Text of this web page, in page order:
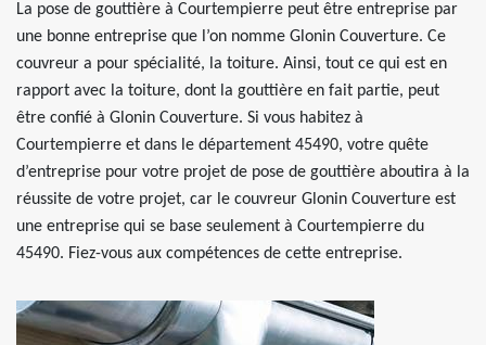
La pose de gouttière à Courtempierre peut être entreprise par
une bonne entreprise que l’on nomme Glonin Couverture. Ce
couvreur a pour spécialité, la toiture. Ainsi, tout ce qui est en
rapport avec la toiture, dont la gouttière en fait partie, peut
être confié à Glonin Couverture. Si vous habitez à
Courtempierre et dans le département 45490, votre quête
d’entreprise pour votre projet de pose de gouttière aboutira à la
réussite de votre projet, car le couvreur Glonin Couverture est
une entreprise qui se base seulement à Courtempierre du
45490. Fiez-vous aux compétences de cette entreprise.